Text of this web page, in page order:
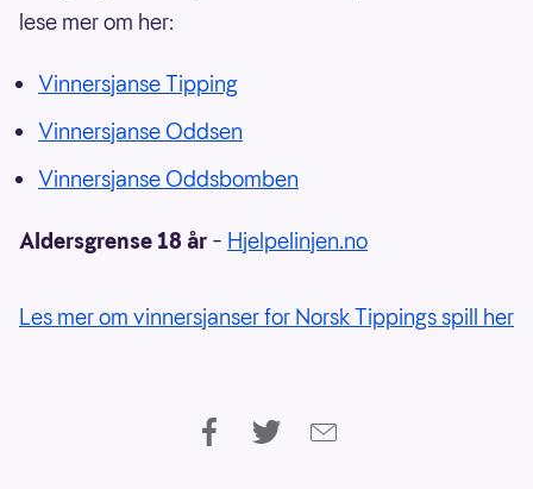
lese mer om her:
Vinnersjanse Tipping
Vinnersjanse Oddsen
Vinnersjanse Oddsbomben
Aldersgrense 18 år – Hjelpelinjen.no
Les mer om vinnersjanser for Norsk Tippings spill her